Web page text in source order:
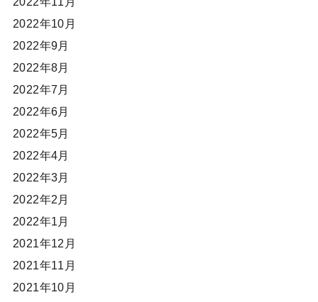
2022年10月
2022年9月
2022年8月
2022年7月
2022年6月
2022年5月
2022年4月
2022年3月
2022年2月
2022年1月
2021年12月
2021年11月
2021年10月